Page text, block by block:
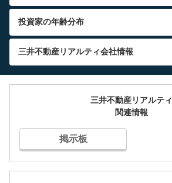
投資家の年齢分布
三井不動産リアルティ会社情報
三井不動産リアルティ
関連情報
掲示板